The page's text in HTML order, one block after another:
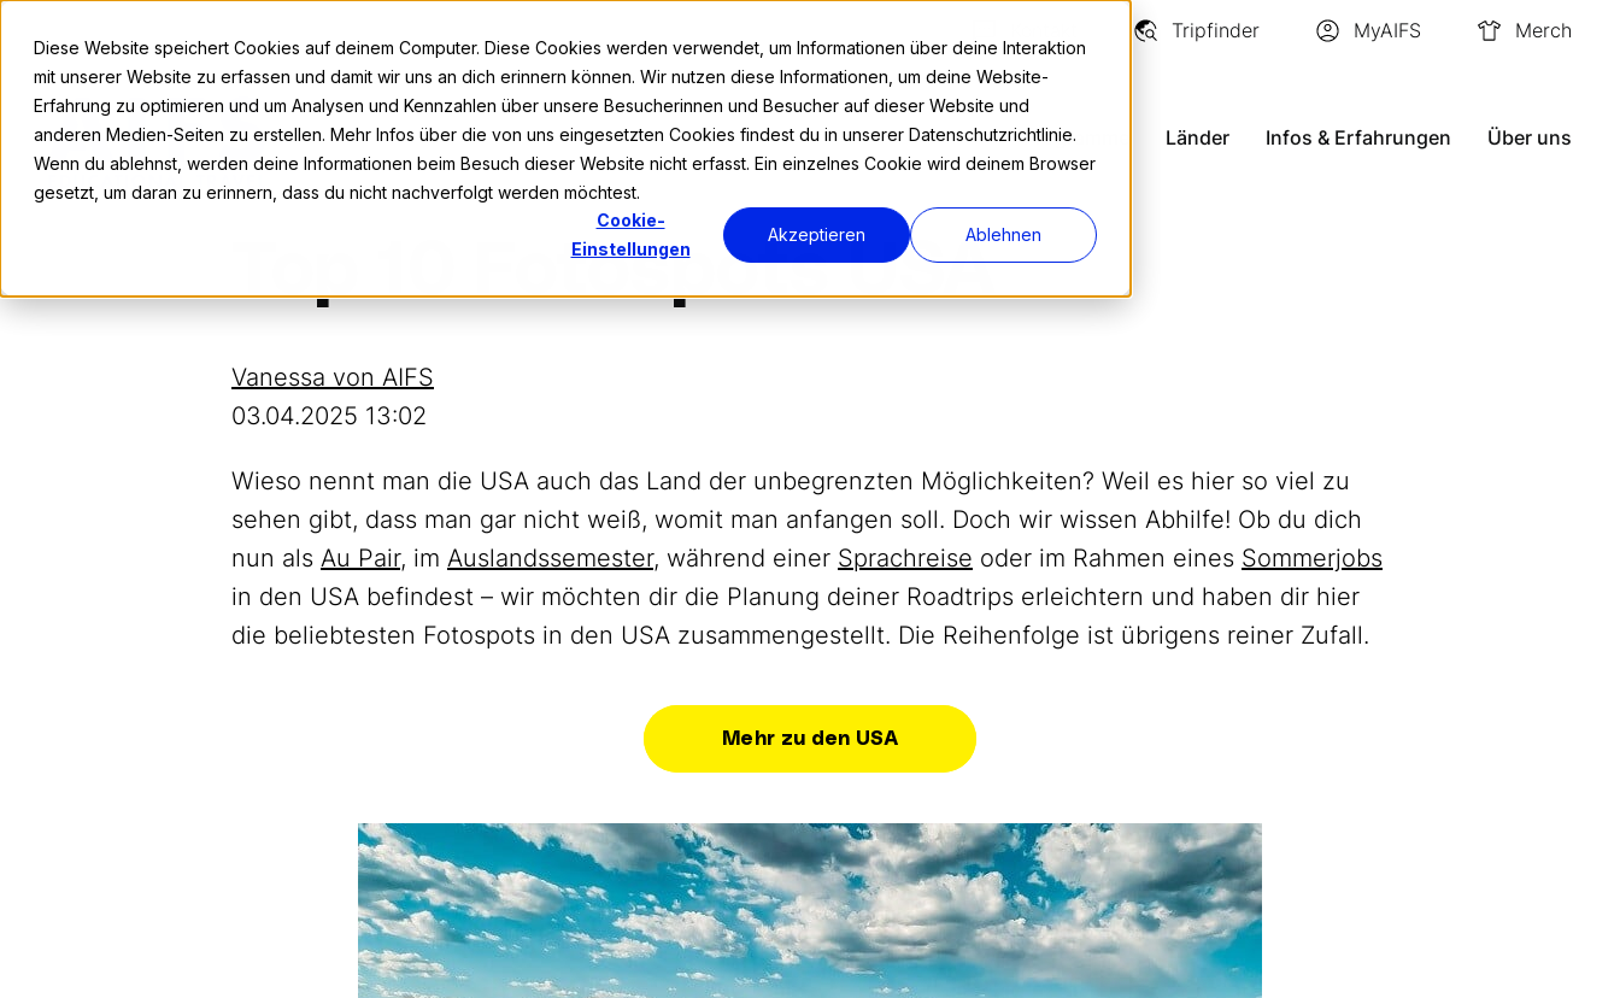
Diese Website speichert Cookies auf deinem Computer. Diese Cookies werden verwendet, um Informationen über deine Interaktion
mit unserer Website zu erfassen und damit wir uns an dich erinnern können. Wir nutzen diese Informationen, um deine Website-
Erfahrung zu optimieren und um Analysen und Kennzahlen über unsere Besucherinnen und Besucher auf dieser Website und
anderen Medien-Seiten zu erstellen. Mehr Infos über die von uns eingesetzten Cookies findest du in unserer Datenschutzrichtlinie.
Wenn du ablehnst, werden deine Informationen beim Besuch dieser Website nicht erfasst. Ein einzelnes Cookie wird deinem Browser
gesetzt, um daran zu erinnern, dass du nicht nachverfolgt werden möchtest.
Cookie-
Einstellungen
Akzeptieren Ablehnen
Tripfinder MyAIFS Merch
Programme Länder Infos & Erfahrungen Über uns
Top 10 Fotospots USA
Vanessa von AIFS
03.04.2025 13:02
Wieso nennt man die USA auch das Land der unbegrenzten Möglichkeiten? Weil es hier so viel zu
sehen gibt, dass man gar nicht weiß, womit man anfangen soll. Doch wir wissen Abhilfe! Ob du dich
nun als Au Pair, im Auslandssemester, während einer Sprachreise oder im Rahmen eines Sommerjobs
in den USA befindest – wir möchten dir die Planung deiner Roadtrips erleichtern und haben dir hier
die beliebtesten Fotospots in den USA zusammengestellt. Die Reihenfolge ist übrigens reiner Zufall.
Mehr zu den USA